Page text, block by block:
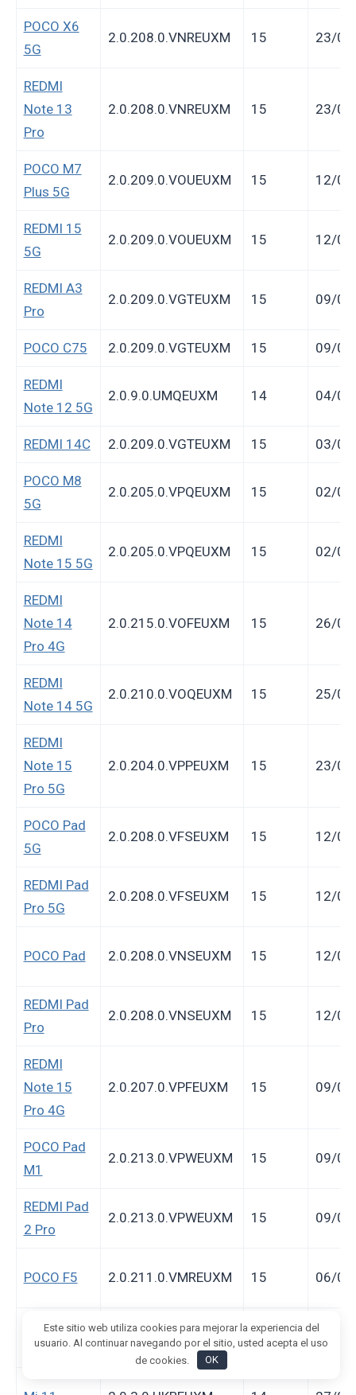
POCO X6
5G
2.0.208.0.VNREUXM 15 23/
REDMI
Note 13
Pro
2.0.208.0.VNREUXM 15 23/
POCO M7
Plus 5G
2.0.209.0.VOUEUXM 15 12/
REDMI 15
5G
2.0.209.0.VOUEUXM 15 12/
REDMI A3
Pro
2.0.209.0.VGTEUXM 15 09/
POCO C75 2.0.209.0.VGTEUXM 15 09/
REDMI
Note 12 5G
2.0.9.0.UMQEUXM 14 04/
REDMI 14C 2.0.209.0.VGTEUXM 15 03/
POCO M8
5G
2.0.205.0.VPQEUXM 15 02/
REDMI
Note 15 5G
2.0.205.0.VPQEUXM 15 02/
REDMI
Note 14
Pro 4G
2.0.215.0.VOFEUXM 15 26/
REDMI
Note 14 5G
2.0.210.0.VOQEUXM 15 25/
REDMI
Note 15
Pro 5G
2.0.204.0.VPPEUXM 15 23/
POCO Pad
5G
2.0.208.0.VFSEUXM 15 12/
REDMI Pad
Pro 5G
2.0.208.0.VFSEUXM 15 12/
POCO Pad 2.0.208.0.VNSEUXM 15 12/
REDMI Pad
Pro
2.0.208.0.VNSEUXM 15 12/
REDMI
Note 15
Pro 4G
2.0.207.0.VPFEUXM 15 09/
POCO Pad
M1
2.0.213.0.VPWEUXM 15 09/
REDMI Pad
2 Pro
2.0.213.0.VPWEUXM 15 09/
POCO F5 2.0.211.0.VMREUXM 15 06/
POCO M7
Pro 5G
2.0.210.0.VOQEUXM 15 06/
Este sitio web utiliza cookies para mejorar la experiencia del
usuario. Al continuar navegando por el sitio, usted acepta el uso
de cookies.
OK